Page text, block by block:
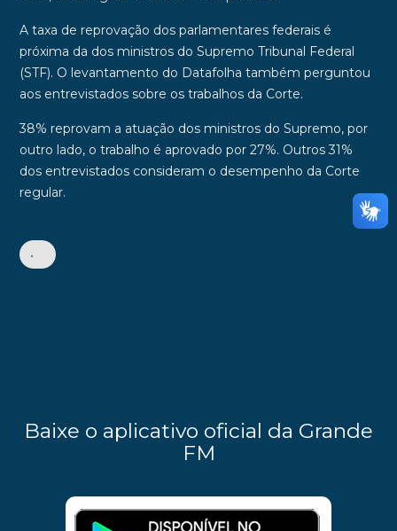
A taxa de reprovação dos parlamentares federais é
próxima da dos ministros do Supremo Tribunal Federal
(STF). O levantamento do Datafolha também perguntou
aos entrevistados sobre os trabalhos da Corte.
38% reprovam a atuação dos ministros do Supremo, por
outro lado, o trabalho é aprovado por 27%. Outros 31%
dos entrevistados consideram o desempenho da Corte
regular.
•
Baixe o aplicativo oficial da Grande
FM